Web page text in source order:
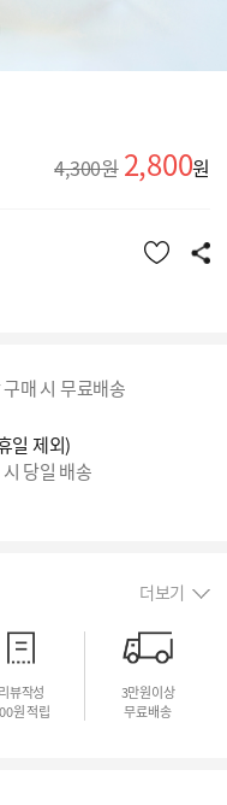
4,300원 2,800원
매 시 무료배송
일 제외)
당일 배송
더보기
리뷰작성
원 적립
3만원이상
무료배송